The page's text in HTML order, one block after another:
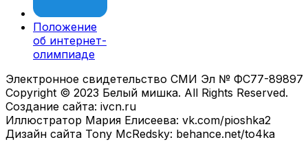
Положение
об интернет-
олимпиаде
Электронное свидетельство СМИ Эл № ФС77-89897
Copyright © 2023 Белый мишка. All Rights Reserved.
Создание сайта: ivcn.ru
Иллюстратор Мария Елисеева: vk.com/pioshka2
Дизайн сайта Tony McRedsky: behance.net/to4ka